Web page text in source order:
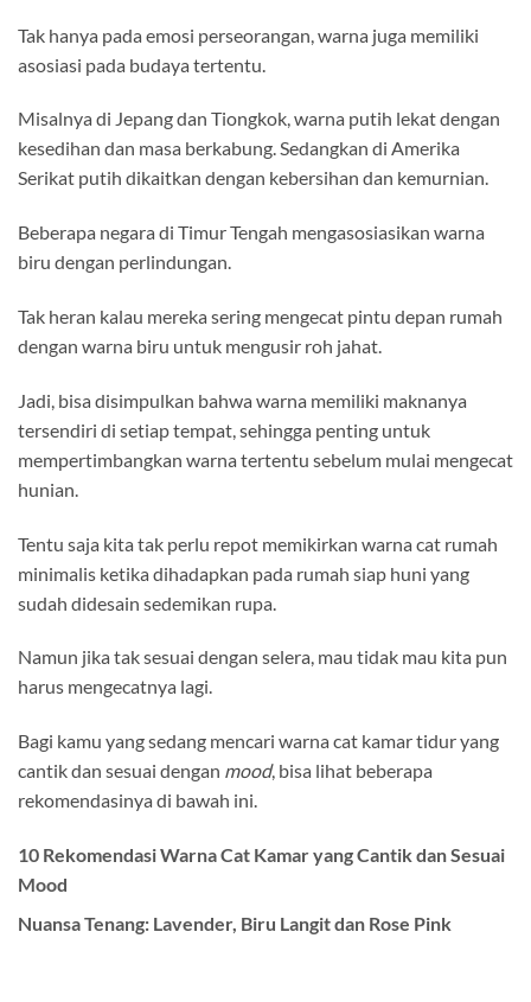
Tak hanya pada emosi perseorangan, warna juga memiliki
asosiasi pada budaya tertentu.
Misalnya di Jepang dan Tiongkok, warna putih lekat dengan
kesedihan dan masa berkabung. Sedangkan di Amerika
Serikat putih dikaitkan dengan kebersihan dan kemurnian.
Beberapa negara di Timur Tengah mengasosiasikan warna
biru dengan perlindungan.
Tak heran kalau mereka sering mengecat pintu depan rumah
dengan warna biru untuk mengusir roh jahat.
Jadi, bisa disimpulkan bahwa warna memiliki maknanya
tersendiri di setiap tempat, sehingga penting untuk
mempertimbangkan warna tertentu sebelum mulai mengecat
hunian.
Tentu saja kita tak perlu repot memikirkan warna cat rumah
minimalis ketika dihadapkan pada rumah siap huni yang
sudah didesain sedemikan rupa.
Namun jika tak sesuai dengan selera, mau tidak mau kita pun
harus mengecatnya lagi.
Bagi kamu yang sedang mencari warna cat kamar tidur yang
cantik dan sesuai dengan mood, bisa lihat beberapa
rekomendasinya di bawah ini.
10 Rekomendasi Warna Cat Kamar yang Cantik dan Sesuai
Mood
Nuansa Tenang: Lavender, Biru Langit dan Rose Pink